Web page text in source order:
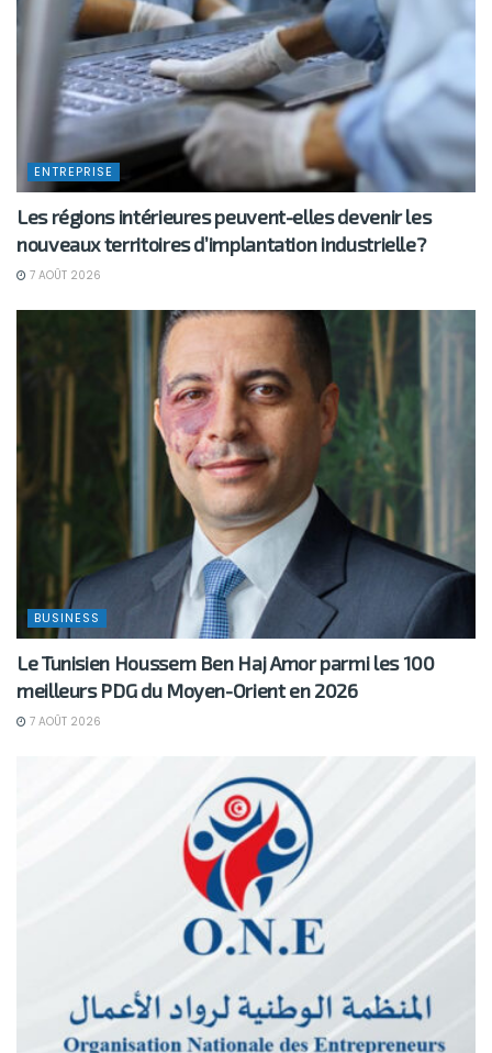
ENTREPRISE
Les régions intérieures peuvent-elles devenir les
nouveaux territoires d’implantation industrielle?
7 AOÛT 2026
BUSINESS
Le Tunisien Houssem Ben Haj Amor parmi les 100
meilleurs PDG du Moyen-Orient en 2026
7 AOÛT 2026